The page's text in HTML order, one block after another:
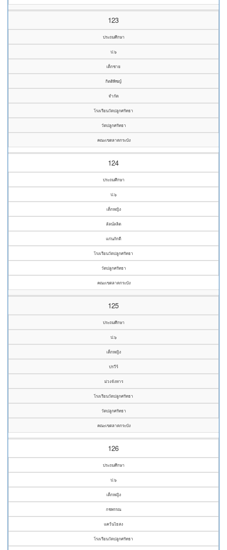
123
ประถมศึกษา
ป.๖
เด็กชาย
กิตติพิชญ์
จำกัด
โรงเรียนวัดปลูกศรัทธา
วัดปลูกศรัทธา
คณะเขตลาดกระบัง
124
ประถมศึกษา
ป.๖
เด็กหญิง
ลัลน์ลลิต
แก่นภักดี
โรงเรียนวัดปลูกศรัทธา
วัดปลูกศรัทธา
คณะเขตลาดกระบัง
125
ประถมศึกษา
ป.๖
เด็กหญิง
ปรวีร์
ม่วงจังหาร
โรงเรียนวัดปลูกศรัทธา
วัดปลูกศรัทธา
คณะเขตลาดกระบัง
126
ประถมศึกษา
ป.๖
เด็กหญิง
กชพรรณ
แคว้นไธสง
โรงเรียนวัดปลูกศรัทธา